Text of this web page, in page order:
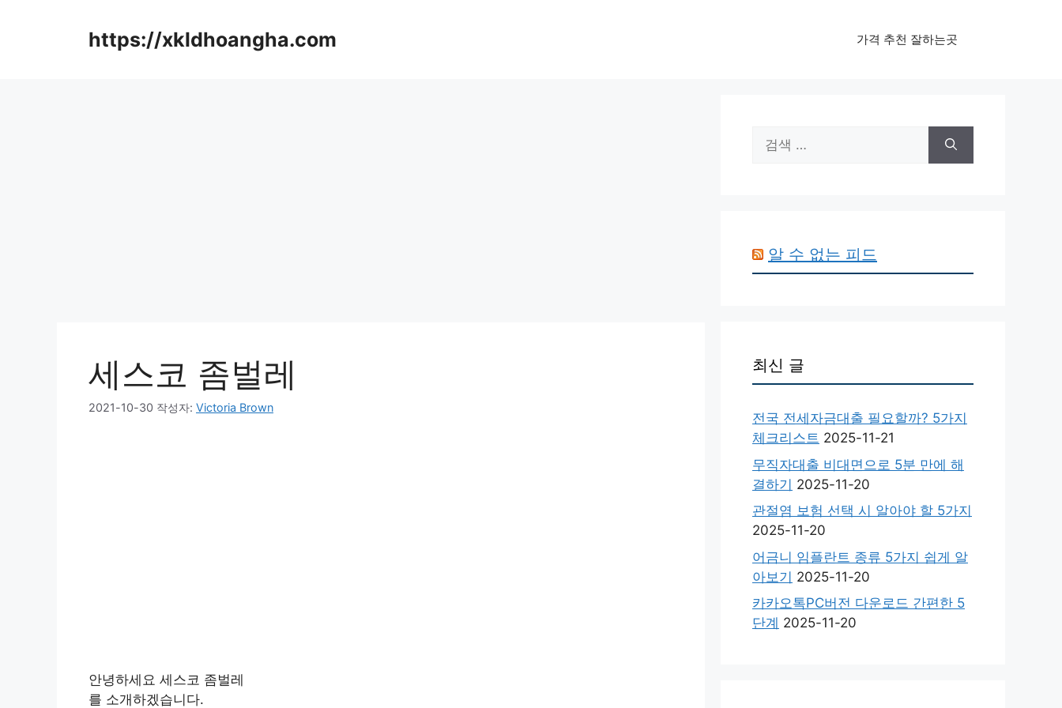
https://xkldhoangha.com 가격 추천 잘하는곳
세스코 좀벌레
2021-10-30 작성자: Victoria Brown
안녕하세요 세스코 좀벌레
를 소개하겠습니다.
색:
알 수 없는 피드
최신 글
전국 전세자금대출 필요할까? 5가지
체크리스트 2025-11-21
무직자대출 비대면으로 5분 만에 해
결하기 2025-11-20
관절염 보험 선택 시 알아야 할 5가지
2025-11-20
어금니 임플란트 종류 5가지 쉽게 알
아보기 2025-11-20
카카오톡PC버전 다운로드 간편한 5
단계 2025-11-20